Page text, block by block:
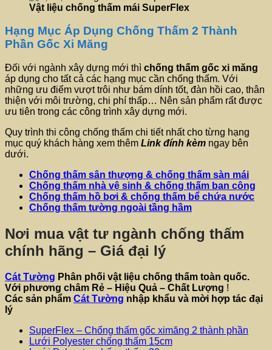
Vật liệu chống thấm mái SuperFlex
Hạng Mục Áp Dụng Chống Thấm 2 Thành
Phần Gốc Xi Măng
Đối với ngành xây dựng mới thì chống thấm gốc xi măng
áp dụng cho tất cả các hạng mục cần chống thấm. Với
những ưu điểm vượt trôi như bám dính tốt, đàn hồi cao, thân
thiện với môi trường, chi phí thấp… Nên sản phẩm rất được
ưu tiên trong các công trình xây dựng mới.
Quy trình thi công chống thấm chi tiết nhất cho từng hạng
mục quý khách hàng xem thêm Link đính kèm ngay bên
dưới.
Chống thấm sân thượng & chống thấm sàn mái
Chống thấm nhà vệ sinh & chống thấm ban công
Chống thấm hồ bơi & chống thấm bể chứa nước
Chống thấm tường ngoài tầng hầm
Nơi mua vật tư ngành chống thấm
chính hãng – Giá đại lý
Cát Tường Phân phối vật liệu chống thấm toàn quốc.
Với phương châm Rẻ – Hiệu Quả – Chất Lượng !
Các sản phẩm Cát Tường nhập khẩu và mời hợp tác đại
lý
SuperFlex – Chống thấm gốc ximăng 2 thành phần
Lưới Polyester chống thấm 15cm